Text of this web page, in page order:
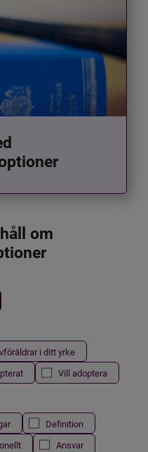
om
i ditt yrke
Vill adoptera
Definition
Ansvar